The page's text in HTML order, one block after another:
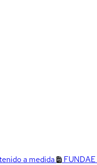
a medida FUNDAE